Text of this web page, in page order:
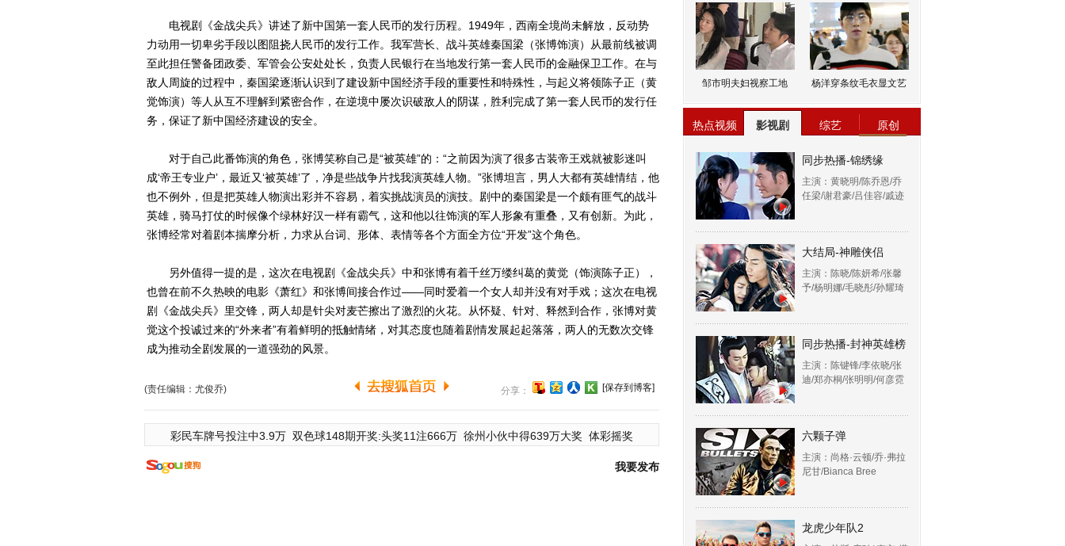
电视剧《金战尖兵》讲述了新中国第一套人民币的发行历程。1949年，西南全境尚未解放，反动势
力动用一切卑劣手段以图阻挠人民币的发行工作。我军营长、战斗英雄秦国梁（张博饰演）从最前线被调
至此担任警备团政委、军管会公安处处长，负责人民银行在当地发行第一套人民币的金融保卫工作。在与
敌人周旋的过程中，秦国梁逐渐认识到了建设新中国经济手段的重要性和特殊性，与起义将领陈子正（黄
觉饰演）等人从互不理解到紧密合作，在逆境中屡次识破敌人的阴谋，胜利完成了第一套人民币的发行任
务，保证了新中国经济建设的安全。
对于自己此番饰演的角色，张博笑称自己是“被英雄”的：“之前因为演了很多古装帝王戏就被影迷叫
成‘帝王专业户’，最近又‘被英雄’了，净是些战争片找我演英雄人物。”张博坦言，男人大都有英雄情结，他
也不例外，但是把英雄人物演出彩并不容易，着实挑战演员的演技。剧中的秦国梁是一个颇有匪气的战斗
英雄，骑马打仗的时候像个绿林好汉一样有霸气，这和他以往饰演的军人形象有重叠，又有创新。为此，
张博经常对着剧本揣摩分析，力求从台词、形体、表情等各个方面全方位“开发”这个角色。
另外值得一提的是，这次在电视剧《金战尖兵》中和张博有着千丝万缕纠葛的黄觉（饰演陈子正），
也曾在前不久热映的电影《萧红》和张博间接合作过——同时爱着一个女人却并没有对手戏；这次在电视
剧《金战尖兵》里交锋，两人却是针尖对麦芒擦出了激烈的火花。从怀疑、针对、释然到合作，张博对黄
觉这个投诚过来的“外来者”有着鲜明的抵触情绪，对其态度也随着剧情发展起起落落，两人的无数次交锋
成为推动全剧发展的一道强劲的风景。
(责任编辑：尤俊乔) 分享： [保存到博客]
彩民车牌号投注中3.9万 双色球148期开奖:头奖11注666万 徐州小伙中得639万大奖 体彩摇奖
我要发布
邹市明夫妇视察工地 杨洋穿条纹毛衣显文艺
热点视频 影视剧 综艺 原创
同步热播-锦绣缘
主演：黄晓明/陈乔恩/乔
任梁/谢君豪/吕佳容/戚迹
大结局-神雕侠侣
主演：陈晓/陈妍希/张馨
予/杨明娜/毛晓彤/孙耀琦
同步热播-封神英雄榜
主演：陈键锋/李依晓/张
迪/郑亦桐/张明明/何彦霓
六颗子弹
主演：尚格·云顿/乔·弗拉
尼甘/Bianca Bree
龙虎少年队2